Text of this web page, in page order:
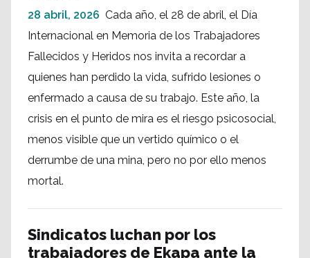
28 abril, 2026 Cada año, el 28 de abril, el Día
Internacional en Memoria de los Trabajadores
Fallecidos y Heridos nos invita a recordar a
quienes han perdido la vida, sufrido lesiones o
enfermado a causa de su trabajo. Este año, la
crisis en el punto de mira es el riesgo psicosocial,
menos visible que un vertido químico o el
derrumbe de una mina, pero no por ello menos
mortal.
Sindicatos luchan por los
trabajadores de Ekapa ante la